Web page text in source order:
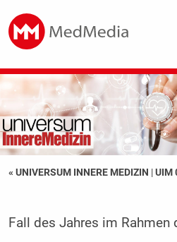
« UNIVERSUM INNERE MEDIZIN |UIM
Fall des Jahres im Rahmen